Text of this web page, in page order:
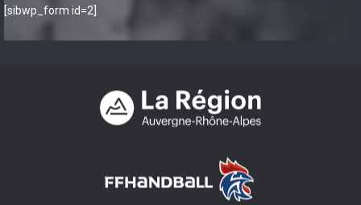
[sibwp_form id=2]